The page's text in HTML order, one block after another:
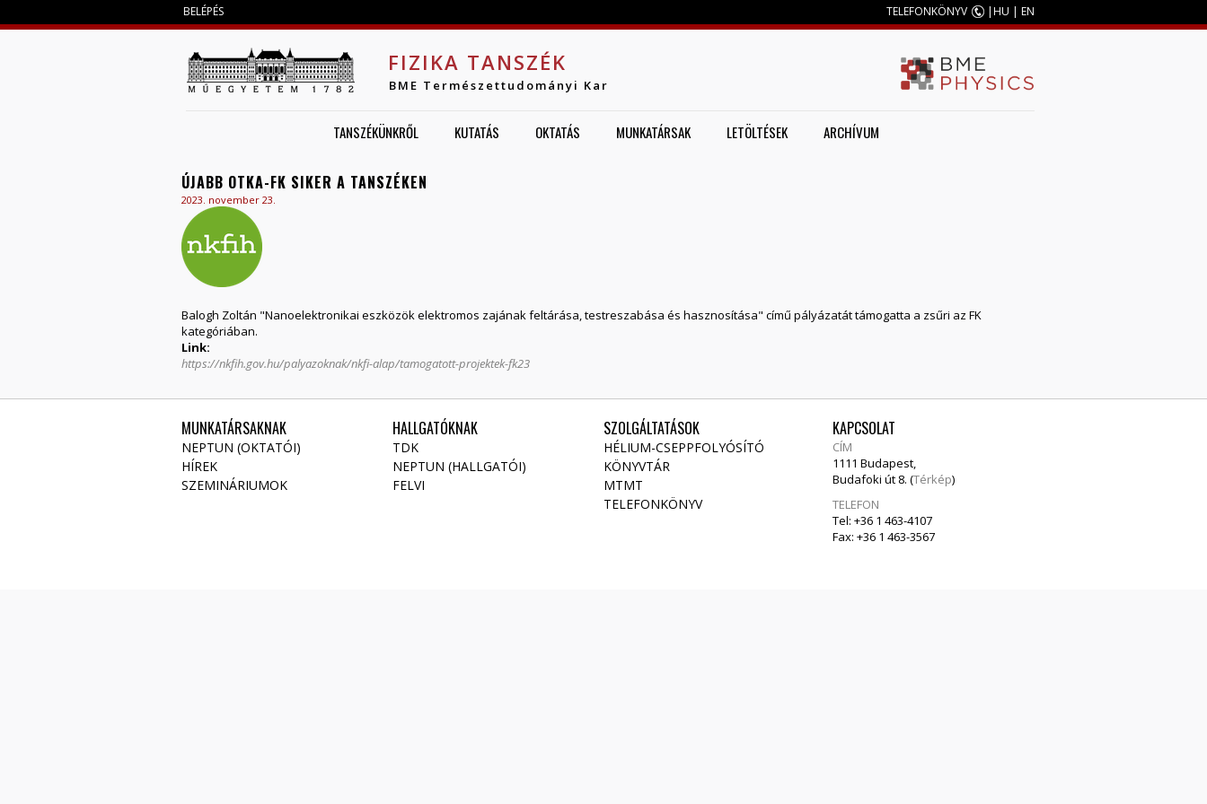
BELÉPÉS TELEFONKÖNYV |HU | EN
FIZIKA TANSZÉK
BME Természettudományi Kar
TANSZÉKÜNKRŐL KUTATÁS OKTATÁS MUNKATÁRSAK LETÖLTÉSEK ARCHÍVUM
ÚJABB OTKA-FK SIKER A TANSZÉKEN
2023. november 23.
Balogh Zoltán "Nanoelektronikai eszközök elektromos zajának feltárása, testreszabása és hasznosítása" című pályázatát támogatta a zsűri az FK
kategóriában.
Link:
https://nkfih.gov.hu/palyazoknak/nkfi-alap/tamogatott-projektek-fk23
MUNKATÁRSAKNAK
NEPTUN (OKTATÓI)
HÍREK
SZEMINÁRIUMOK
HALLGATÓKNAK
TDK
NEPTUN (HALLGATÓI)
FELVI
SZOLGÁLTATÁSOK
HÉLIUM-CSEPPFOLYÓSÍTÓ
KÖNYVTÁR
MTMT
TELEFONKÖNYV
KAPCSOLAT
CÍM
1111 Budapest,
Budafoki út 8. (Térkép)
TELEFON
Tel: +36 1 463-4107
Fax: +36 1 463-3567